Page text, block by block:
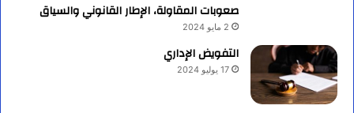
صعوبات المقاولة، الإطار القانوني والسياق
2 مايو 2024
التفويض الإداري
17 يوليو 2024